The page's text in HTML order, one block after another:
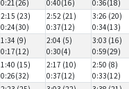
0:21(26)
0:40(16)
0:36(18)
2:15 (23)
0:24(30)
2:52 (21)
0:37(12)
3:26 (20)
0:34(13)
1:34 (9)
0:17(12)
2:04 (5)
0:30(4)
3:03 (16)
0:59(29)
1:40 (15)
0:26(32)
2:17 (10)
0:37(12)
2:50 (8)
0:33(12)